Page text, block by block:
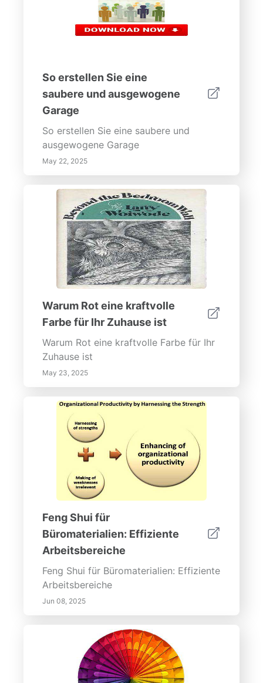
So erstellen Sie eine
saubere und ausgewogene
Garage
So erstellen Sie eine saubere und
ausgewogene Garage
May 22, 2025
Warum Rot eine kraftvolle
Farbe für Ihr Zuhause ist
Warum Rot eine kraftvolle Farbe für Ihr
Zuhause ist
May 23, 2025
Feng Shui für
Büromaterialien: Effiziente
Arbeitsbereiche
Feng Shui für Büromaterialien: Effiziente
Arbeitsbereiche
Jun 08, 2025